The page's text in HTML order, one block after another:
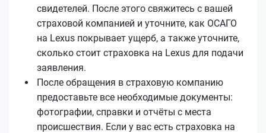
свидетелей. После этого свяжитесь с вашей
страховой компанией и уточните, как ОСАГО
на Lexus покрывает ущерб, а также уточните,
сколько стоит страховка на Lexus для подачи
заявления.
После обращения в страховую компанию
предоставьте все необходимые документы:
фотографии, справки и отчёты с места
происшествия. Если у вас есть страховка на